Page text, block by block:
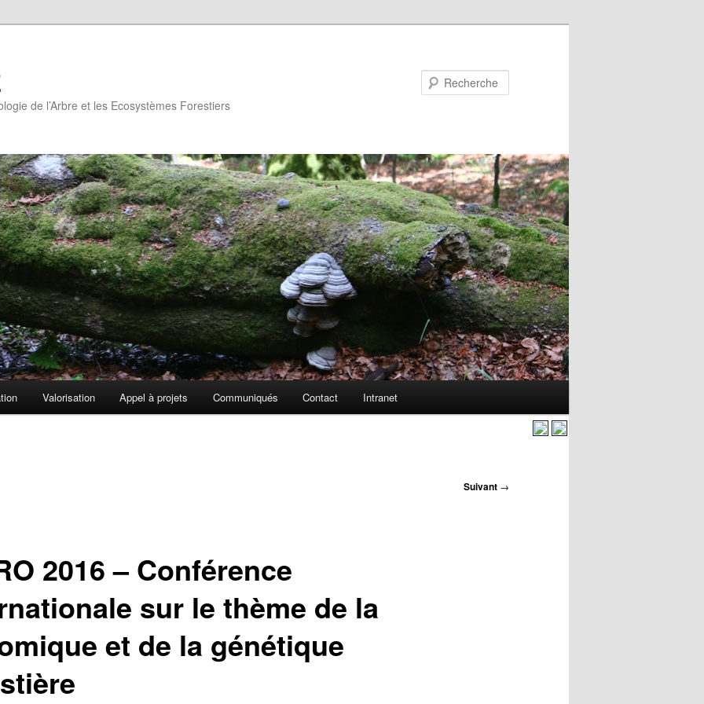
de l’Arbre et les Ecosystèmes Forestiers
Valorisation Appel à projets Communiqués Contact Intranet
Suivant →
2016 – Conférence
sur le thème de la
et de la génétique